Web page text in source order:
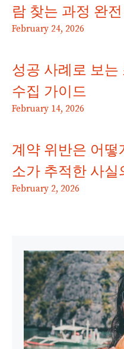
람 찾는 과정 완
February 24, 2026
성공 사례로 보는
수집 가이드
February 14, 2026
계약 위반은 어
소가 추적한 사실
February 2, 2026